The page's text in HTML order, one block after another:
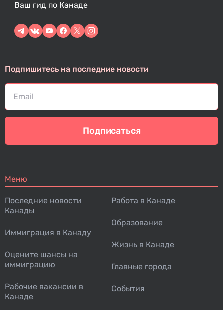
Ваш гид по Канаде
Подпишитесь на последние новости
Подписаться
Меню
Последние новости
Канады
Иммиграция в Канаду
Оцените шансы на
иммиграцию
Рабочие вакансии в
Канаде
Работа в Канаде
Образование
Жизнь в Канаде
Главные города
События